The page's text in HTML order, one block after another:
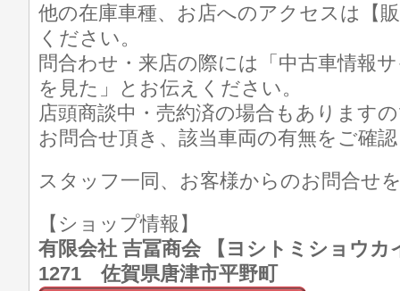
他の在庫車種、お店へのアクセスは【
ください。
問合わせ・来店の際には「中古車情報
を見た」とお伝えください。
店頭商談中・売約済の場合もあります
お問合せ頂き、該当車両の有無をご確
スタッフ一同、お客様からのお問合せ
【ショップ情報】
有限会社 吉冨商会 【ヨシトミショウ
1271 佐賀県唐津市平野町